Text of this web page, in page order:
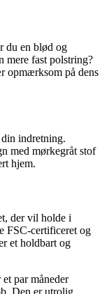
du en blød og
mere fast polstring?
opmærksom på dens
indretning.
med mørkegråt stof
hjem.
der vil holde i
FSC-certificeret og
et holdbart og
par måneder
Den er utrolig